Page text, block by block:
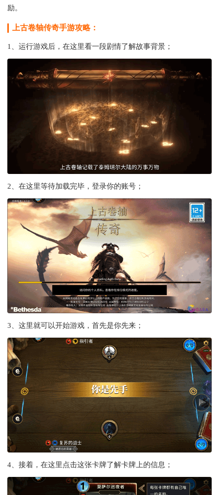
励。
上古卷轴传奇手游攻略：
1、运行游戏后，在这里看一段剧情了解故事背景；
2、在这里等待加载完毕，登录你的账号；
3、这里就可以开始游戏，首先是你先来；
4、接着，在这里点击这张卡牌了解卡牌上的信息；